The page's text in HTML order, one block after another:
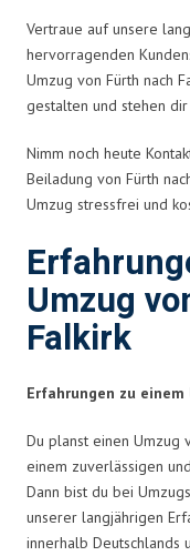
Vertraue auf unsere
hervorragenden
Umzug von Fürth nach
gestalten und stehen
Nimm noch heute
Beiladung von Fürth
Umzug stressfrei und
Umzug
Falkirk
Erfahrungen zu
Du planst einen Umzug
einem zuverlässigen
Dann bist du bei
unserer langjährigen
innerhalb Deutschlands